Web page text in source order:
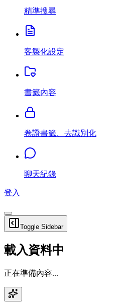
精準搜尋
客製化設定
書籤內容
卷證書籤、去識別化
聊天紀錄
登入
Toggle Sidebar
載入資料中
正在準備內容...